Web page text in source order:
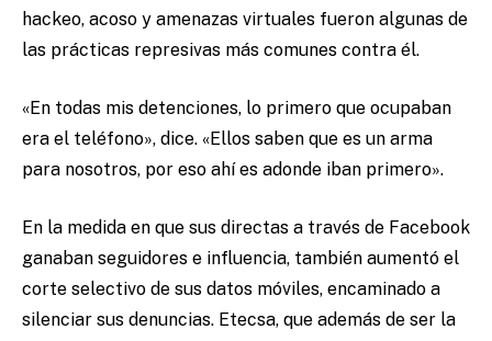
hackeo, acoso y amenazas virtuales fueron algunas de
las prácticas represivas más comunes contra él.
«En todas mis detenciones, lo primero que ocupaban
era el teléfono», dice. «Ellos saben que es un arma
para nosotros, por eso ahí es adonde iban primero».
En la medida en que sus directas a través de Facebook
ganaban seguidores e influencia, también aumentó el
corte selectivo de sus datos móviles, encaminado a
silenciar sus denuncias. Etecsa, que además de ser la